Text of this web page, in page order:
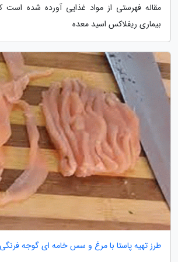
مقاله فهرستی از مواد غذایی آورده شده است
بیماری ریفلاکس اسید معده
طرز تهیه پاستا با مرغ و سس خامه ای گوجه فرنگی